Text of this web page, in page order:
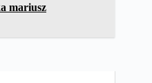
mariusz